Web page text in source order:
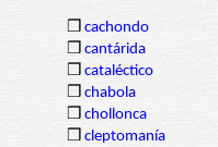
❒ cachondo
❒ cantárida
❒ cataléctico
❒ chabola
❒ chollonca
❒ cleptomanía